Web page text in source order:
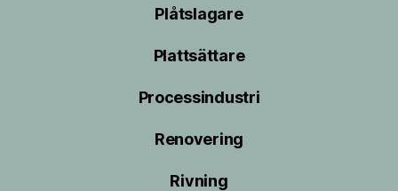
Plåtslagare
Plattsättare
Processindustri
Renovering
Rivning